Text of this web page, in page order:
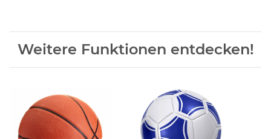
Weitere Funktionen entdecken!